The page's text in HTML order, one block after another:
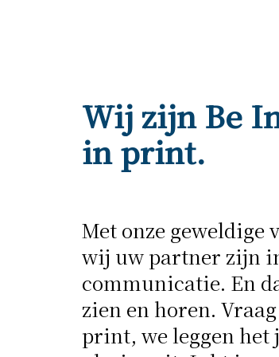
Wij zijn Be
in print.
Met onze
wij uw partner zijn
communicatie. En
zien en horen.
print, we leggen het